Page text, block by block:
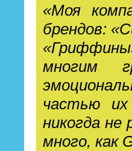
«Моя
брендов:
многим
частью
никогда
много, как